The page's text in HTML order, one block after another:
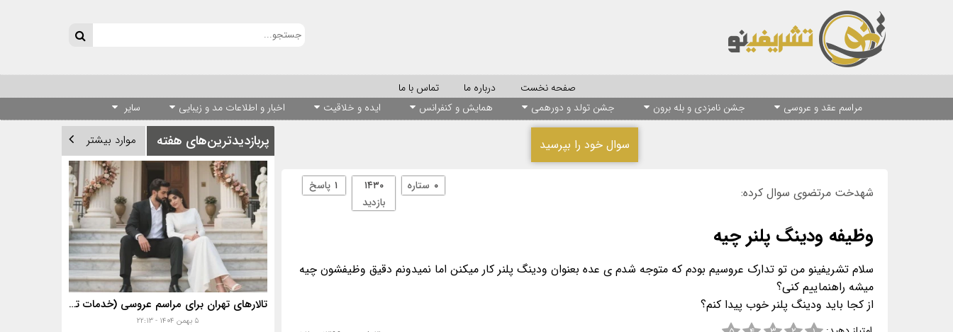
صفحه نخست درباره ما
تماس با ما
مراسم عقد و عروسی
جشن نامزدی و بله برون جشن تولد و دورهمی همایش و کنفرانس ایده و خلاقیت اخبار و اطلاعات مد و زیبایی سایر
سوال خود را بپرسید
شهدخت مرتضوی سوال کرده: ۱ پاسخ
۱۴۳۰
بازدید
۰ ستاره
وظیفه ودینگ پلنر چیه
سلام تشریفینو من تو تدارک عروسیم بودم که متوجه شدم ی عده بعنوان ودینگ پلنر کار میکنن اما نمیدونم دقیق وظیفشون چیه
از کجا باید ودینگ پلنر خوب پیدا کنم؟
پربازدیدترین‌های هفته موارد بیشتر
تالارهای تهران برای مراسم عروسی (خدمات تالارهای برتر)
۵ بهمن ۱۴۰۴ - ۲۲:۱۳